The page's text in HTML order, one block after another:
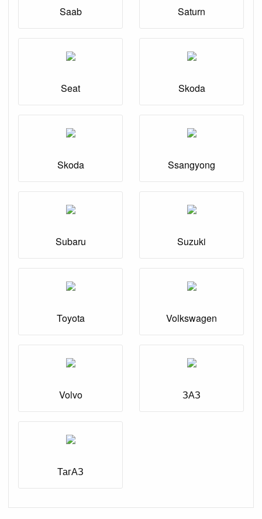
Saab Saturn
Seat Skoda
Skoda Ssangyong
Subaru Suzuki
Toyota Volkswagen
Volvo ЗАЗ
ТагАЗ